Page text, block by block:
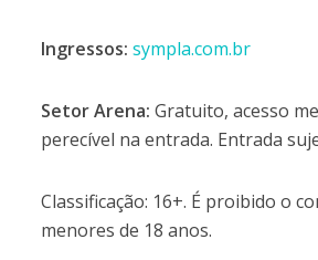
Ingressos:sympla.com.br
Setor Arena:Gratuito, acesso
perecível na entrada. Entrada
Classificação: 16+. É proibido o
menores de 18 anos.